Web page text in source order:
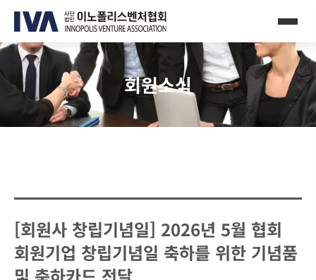
회원소식
[회원사 창립기념일] 2026년 5월 협회
회원기업 창립기념일 축하를 위한 기념품